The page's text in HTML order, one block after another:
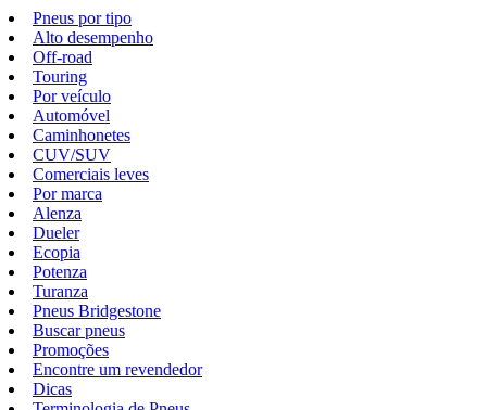
Pneus por tipo
Alto desempenho
Off-road
Touring
Por veículo
Automóvel
Caminhonetes
CUV/SUV
Comerciais leves
Por marca
Alenza
Dueler
Ecopia
Potenza
Turanza
Pneus Bridgestone
Buscar pneus
Promoções
Encontre um revendedor
Dicas